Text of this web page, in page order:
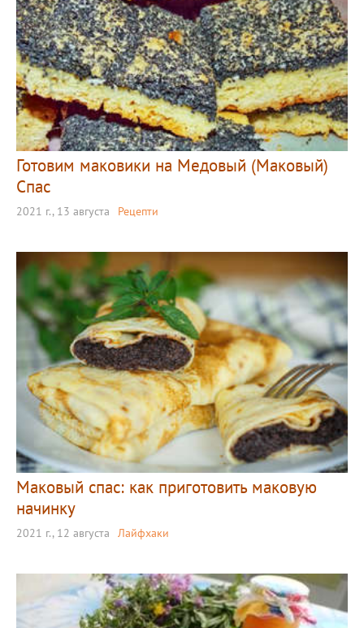
Готовим маковики на Медовый (Маковый)
Спас
2021 г., 13 августа Рецепти
Маковый спас: как приготовить маковую
начинку
2021 г., 12 августа Лайфхаки